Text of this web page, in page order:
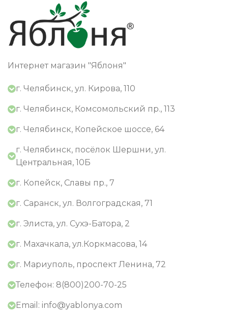
Интернет магазин "Яблоня"
г. Челябинск, ул. Кирова, 110
г. Челябинск, Комсомольский пр., 113
г. Челябинск, Копейское шоссе, 64
г. Челябинск, посёлок Шершни, ул.
Центральная, 10Б
г. Копейск, Славы пр., 7
г. Саранск, ул. Волгоградская, 71
г. Элиста, ул. Сухэ-Батора, 2
г. Махачкала, ул.Коркмасова, 14
г. Мариуполь, проспект Ленина, 72
Телефон: 8(800)200-70-25
Email: info@yablonya.com